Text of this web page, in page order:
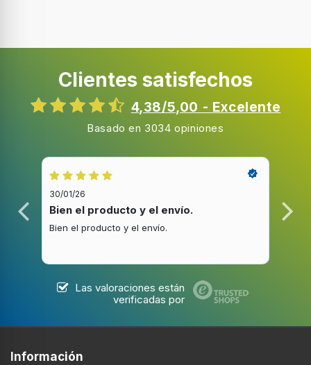
Clientes satisfechos
4,38/5,00 - Excelente
Basado en 3034 opiniones
30/01/26
Bien el producto y el envío.
Bien el producto y el envío.
Las valoraciones están
verificadas por
Información